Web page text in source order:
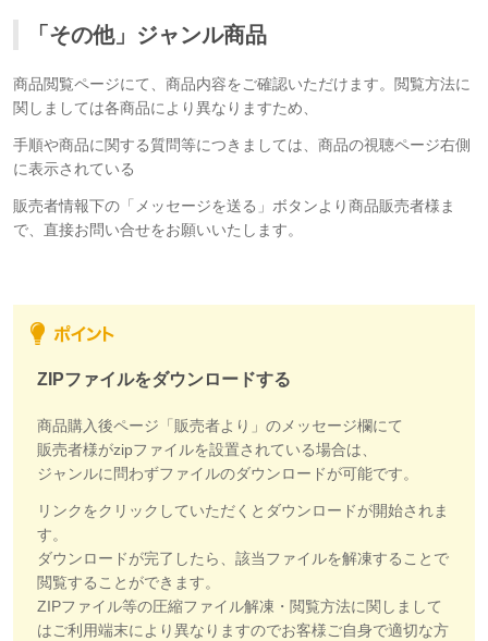
「その他」ジャンル商品
商品閲覧ページにて、商品内容をご確認いただけます。閲覧方法に
関しましては各商品により異なりますため、
手順や商品に関する質問等につきましては、商品の視聴ページ右側
に表示されている
販売者情報下の「メッセージを送る」ボタンより商品販売者様ま
で、直接お問い合せをお願いいたします。
ZIPファイルをダウンロードする
商品購入後ページ「販売者より」のメッセージ欄にて
販売者様がzipファイルを設置されている場合は、
ジャンルに問わずファイルのダウンロードが可能です。
リンクをクリックしていただくとダウンロードが開始されま
す。
ダウンロードが完了したら、該当ファイルを解凍することで
閲覧することができます。
ZIPファイル等の圧縮ファイル解凍・閲覧方法に関しまして
はご利用端末により異なりますのでお客様ご自身で適切な方